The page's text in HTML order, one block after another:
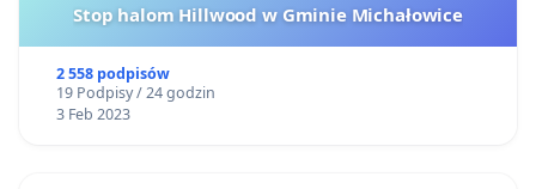
Stop halom Hillwood w Gminie Michałowice
2 558 podpisów
19 Podpisy / 24 godzin
3 Feb 2023